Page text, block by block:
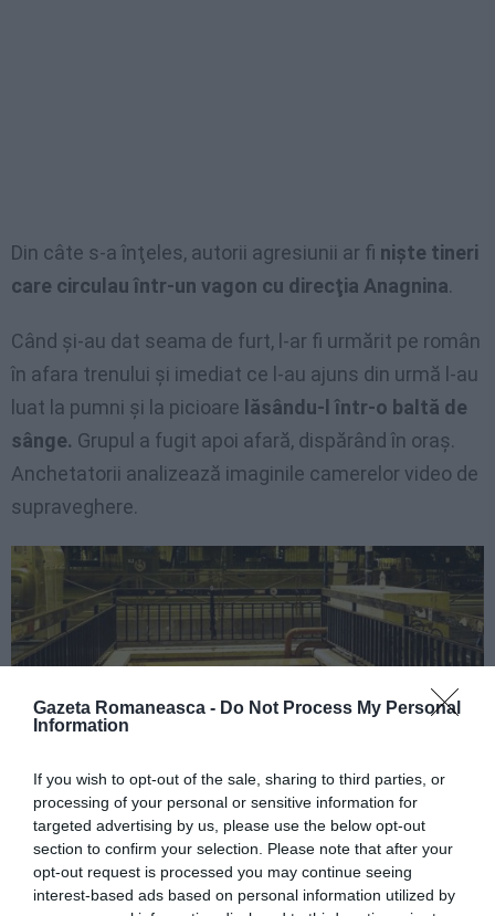
Gazeta Romaneasca - Do Not Process My Personal
Information
If you wish to opt-out of the sale, sharing to third parties, or
processing of your personal or sensitive information for
targeted advertising by us, please use the below opt-out
section to confirm your selection. Please note that after your
opt-out request is processed you may continue seeing
interest-based ads based on personal information utilized by
Din câte s-a înţeles, autorii agresiunii ar fi nişte tineri
care circulau într-un vagon cu direcţia Anagnina.
Când şi-au dat seama de furt, l-ar fi urmărit pe român
în afara trenului şi imediat ce l-au ajuns din urmă l-au
luat la pumni şi la picioare lăsându-l într-o baltă de
sânge. Grupul a fugit apoi afară, dispărând în oraş.
Anchetatorii analizează imaginile camerelor video de
supraveghere.